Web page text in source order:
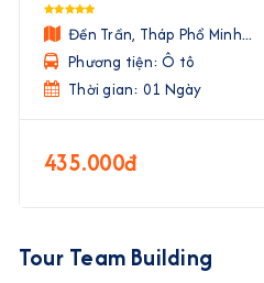
thấy những di tích, nghe
vị tướn ...
Đền Trần, Tháp Phổ Minh...
Phương tiện: Ô tô
Thời gian: 01 Ngày
435.000đ
Tour Team Building